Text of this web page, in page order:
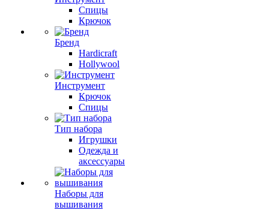
Спицы
Крючок
Бренд
Hardicraft
Hollywool
Инструмент
Крючок
Спицы
Тип набора
Игрушки
Одежда и
аксессуары
Наборы для
вышивания